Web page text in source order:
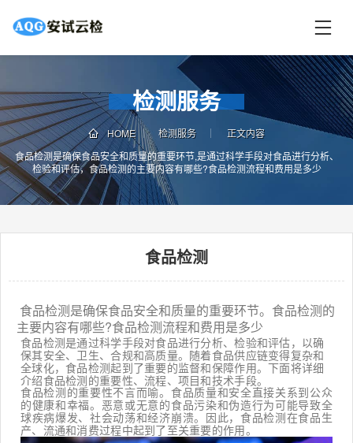
页
页
检
测
服
务
联
系
电
话
检测服务
HOME 检测服务
正文内容
食品检测是确保食品安全和质量的重要环节,是通过科学手段对食品进行分析、
检验和评估，食品检测的主要内容有哪些?食品检测流程和费用是多少
食品检测
食品检测是确保食品安全和质量的重要环节。食品检测的
主要内容有哪些?食品检测流程和费用是多少
食品检测是通过科学手段对食品进行分析、检验和评估，以确
保其安全、卫生、合规和高质量。随着食品供应链变得复杂和
全球化，食品检测起到了重要的监督和保障作用。下面将详细
介绍食品检测的重要性、流程、项目和技术手段。
食品检测的重要性不言而喻。食品质量和安全直接关系到公众
的健康和幸福。恶意或无意的食品污染和伪造行为可能导致全
球疾病爆发、社会动荡和经济崩溃。因此，食品检测在食品生
产、流通和消费过程中起到了至关重要的作用。